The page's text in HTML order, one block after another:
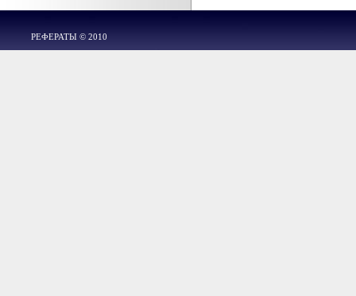
РЕФЕРАТЫ © 2010